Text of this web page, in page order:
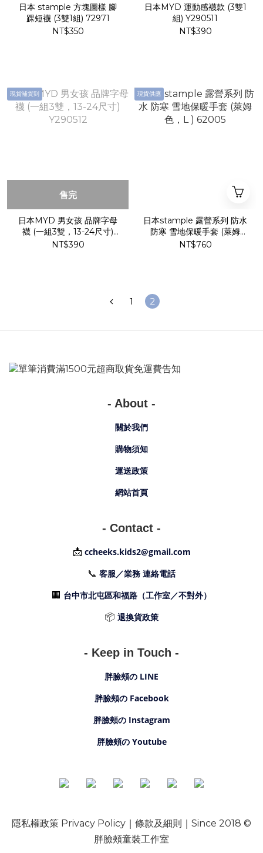
日本 stample 方塊圖樣 腳
踝短襪 (3雙1組) 72971
NT$350
日本MYD 運動感襪款 (3雙1
組) Y290511
NT$390
現貨補貨到
售完
日本MYD 男女孩 品牌字母
襪 (一組3雙，13-24尺寸)
Y290512
NT$390
現貨供應
日本stample 露營系列 防水
防寒 雪地保暖手套 (萊姆
色，L ) 62005
NT$760
1 2
- About -
關於我們
購物須知
運送政策
網站首頁
- Contact -
📩 ccheeks.kids2@gmail.com
📞 客服／業務 連絡電話
🏢 台中市北屯區和福路（工作室／不對外）
📦 退換貨政策
- Keep in Touch -
胖臉頰の LINE
胖臉頰の Facebook
胖臉頰の Instagram
胖臉頰の Youtube
隱私權政策 Privacy Policy ｜ 條款及細則 ｜Since 2018 ©
胖臉頰童裝工作室